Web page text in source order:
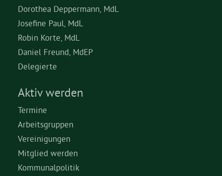
Dorothea Deppermann, MdL
Josefine Paul, MdL
Robin Korte, MdL
Daniel Freund, MdEP
Delegierte
Aktiv werden
Termine
Arbeitsgruppen
Vereinigungen
Mitglied werden
Kommunalpolitik